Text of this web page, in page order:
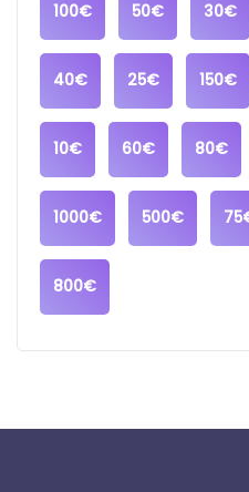
100€ 50€ 30€
40€ 25€ 150€
10€ 60€ 80€
1000€ 500€
800€